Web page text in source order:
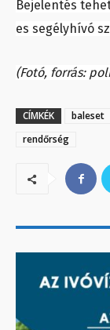
Bejelentés
es segélyhívó
(Fotó, forrás:
CÍMKÉK baleset
rendőrség